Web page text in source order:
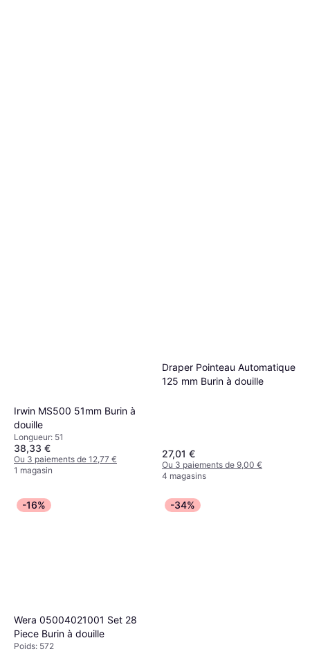
Irwin MS500 51mm Burin à
douille
Longueur: 51
38,33 €
Ou 3 paiements de 12,77 €
1 magasin
Draper Pointeau Automatique
125 mm Burin à douille
27,01 €
Ou 3 paiements de 9,00 €
4 magasins
-16%
Wera 05004021001 Set 28
Piece Burin à douille
Poids: 572
-34%